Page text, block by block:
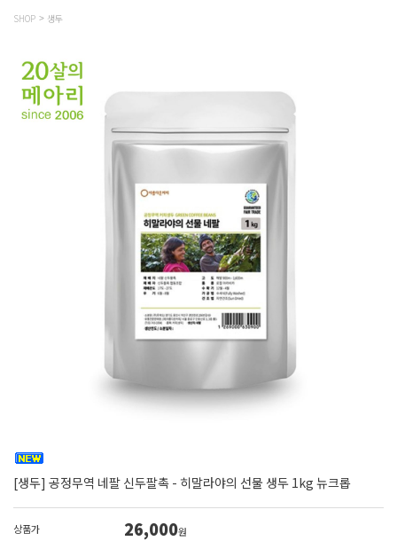
SHOP 생두
[생두] 공정무역 네팔 신두팔촉 - 히말라야의 선물 생두 1kg 뉴크롭
상품가 26,000원